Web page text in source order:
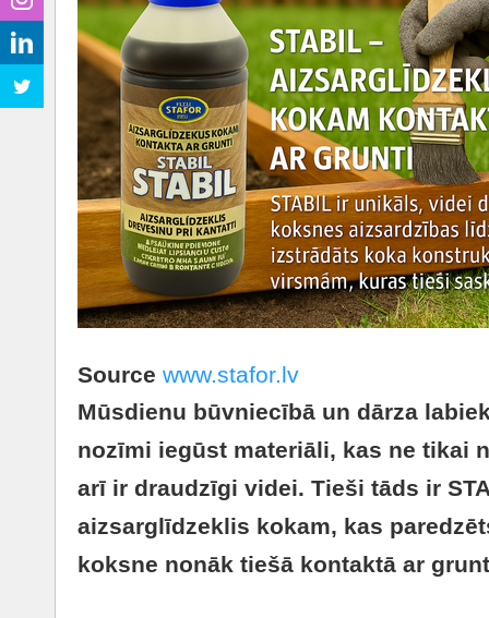
Source www.stafor.lv
Mūsdienu būvniecībā un dārza
nozīmi iegūst materiāli, kas ne tikai
arī ir draudzīgi videi. Tieši tāds ir
aizsarglīdzeklis kokam, kas
koksne nonāk tiešā kontaktā ar